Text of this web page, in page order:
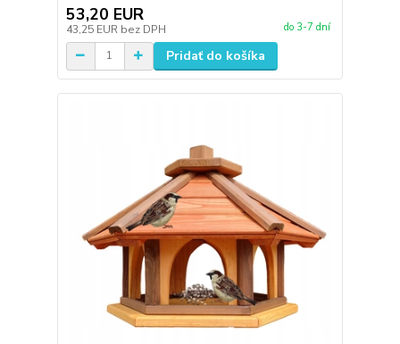
53,20 EUR
43,25 EUR bez DPH do 3-7 dní
Pridať do košíka